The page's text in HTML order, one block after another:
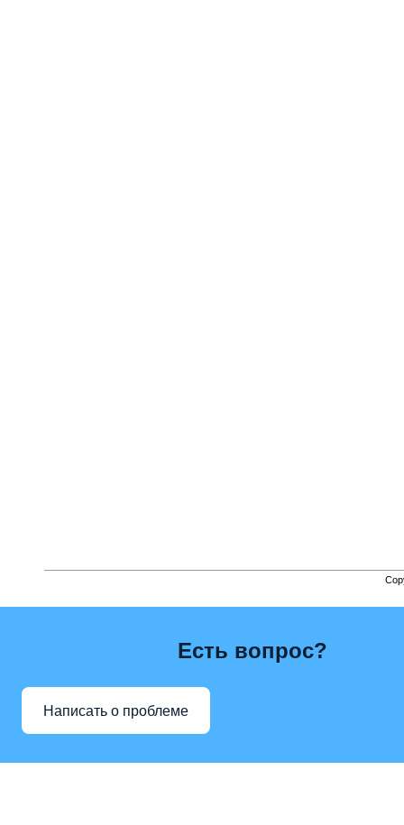
Есть вопрос?
Написать о проблеме